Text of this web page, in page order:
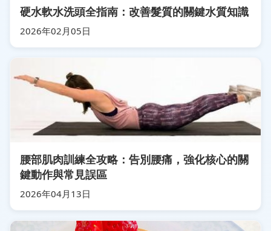
硬水軟水洗頭全指南：改善髮質的關鍵水質知識
2026年02月05日
腰部肌肉訓練全攻略：告別腰痛，強化核心的關
鍵動作與常見誤區
2026年04月13日